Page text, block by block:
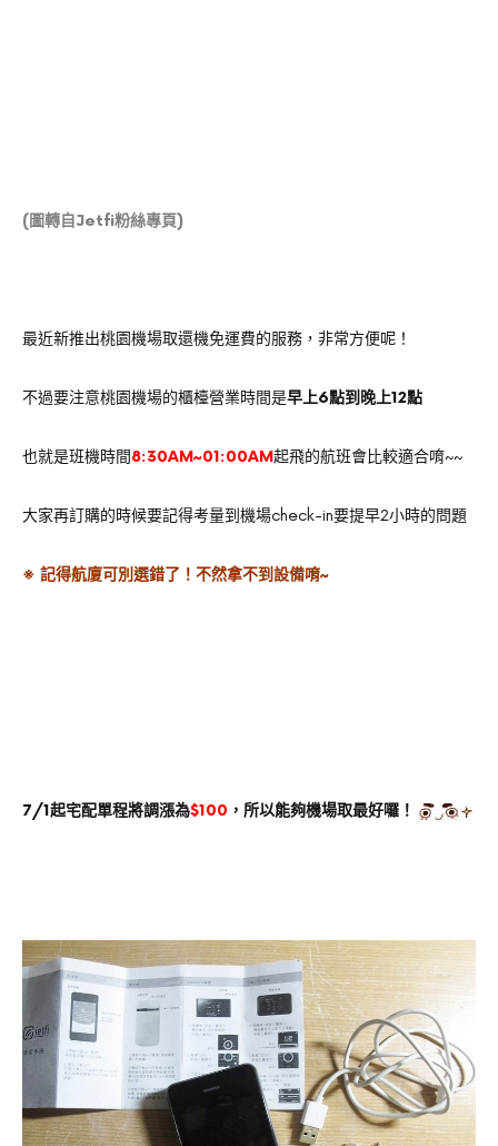
(圖轉自Jetfi粉絲專頁)
最近新推出桃園機場取還機免運費的服務，非常方便呢！
不過要注意桃園機場的櫃檯營業時間是早上6點到晚上12點
也就是班機時間8:30AM~01:00AM起飛的航班會比較適合唷~~
大家再訂購的時候要記得考量到機場check-in要提早2小時的問題
※ 記得航廈可別選錯了！不然拿不到設備唷~
7/1起宅配單程將調漲為$100 ，所以能夠機場取最好囉！